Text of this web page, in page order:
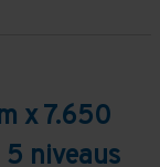
x 7.650
niveaus